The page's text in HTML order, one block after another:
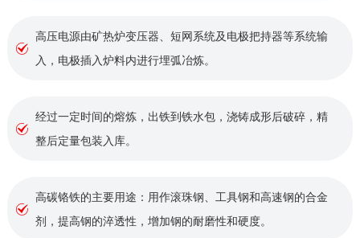
高压电源由矿热炉变压器、短网系统及电极把持器等系统输
入，电极插入炉料内进行埋弧冶炼。
经过一定时间的熔炼，出铁到铁水包，浇铸成形后破碎，精
整后定量包装入库。
高碳铬铁的主要用途：用作滚珠钢、工具钢和高速钢的合金
剂，提高钢的淬透性，增加钢的耐磨性和硬度。